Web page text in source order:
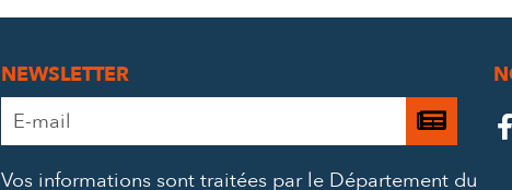
NEWSLETTER
Adresse
e-
Je
Vos informations sont traitées par le Département du
Le
